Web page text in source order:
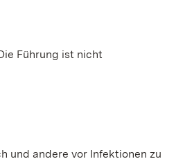
Führung ist nicht
und andere vor Infektionen zu